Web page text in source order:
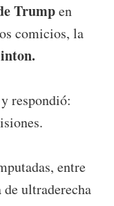
Trumpen
comicios, la
respondió:
entre
ultraderecha